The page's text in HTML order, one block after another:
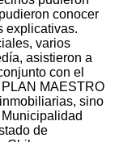
conocer
explicativas.
varios
asistieron a
con el
MAESTRO
sino
de